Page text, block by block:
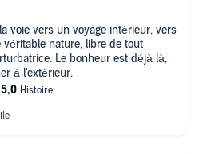
vers un voyage intérieur, vers
nature, libre de tout
Le bonheur est déjà là,
à l'extérieur.